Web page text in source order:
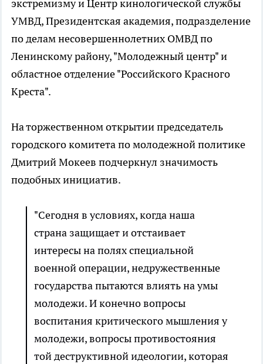
экстремизму и Центр кинологической службы
УМВД, Президентская академия, подразделение
по делам несовершеннолетних ОМВД по
Ленинскому району, "Молодежный центр" и
областное отделение "Российского Красного
Креста".
На торжественном открытии председатель
городского комитета по молодежной политике
Дмитрий Мокеев подчеркнул значимость
подобных инициатив.
"Сегодня в условиях, когда наша
страна защищает и отстаивает
интересы на полях специальной
военной операции, недружественные
государства пытаются влиять на умы
молодежи. И конечно вопросы
воспитания критического мышления у
молодежи, вопросы противостояния
той деструктивной идеологии, которая